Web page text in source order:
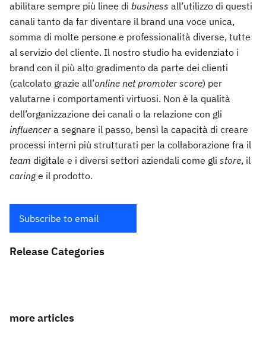
abilitare sempre più linee di business all’utilizzo di questi
canali tanto da far diventare il brand una voce unica,
somma di molte persone e professionalità diverse, tutte
al servizio del cliente. Il nostro studio ha evidenziato i
brand con il più alto gradimento da parte dei clienti
(calcolato grazie all’online net promoter score) per
valutarne i comportamenti virtuosi. Non è la qualità
dell’organizzazione dei canali o la relazione con gli
influencer a segnare il passo, bensì la capacità di creare
processi interni più strutturati per la collaborazione fra il
team digitale e i diversi settori aziendali come gli store, il
caringe il prodotto.
Subscribe to email
Release Categories
more articles